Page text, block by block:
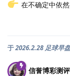
在不确定中依
于2026.2.28 足球早
信誉博彩测评